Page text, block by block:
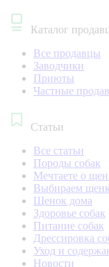
Каталог
Все продавцы
Заводчики
Приюты
Частные
Статьи
Все статьи
Породы собак
Мечтаете о
Выбираем
Щенок дома
Здоровье собак
Питание собак
Дрессировка
Уход и
Новости